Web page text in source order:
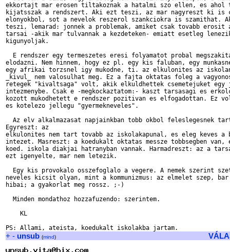
ekkortajt mar erosen tiltakoznak a hatalmi szo ellen, es ahol
kijatsszak a rendszert. Aki ezt teszi, az mar nagyreszt ki is
elonyokbol, sot a nevelok reszerol szankciokra is szamithat.
teszi, lemarad: jonnek a problemak, amiket csak tovabb erosit
tarsai -akik mar tulvannak a kezdeteken- emiatt esetleg
kigunyoljak.
E rendszer egy termeszetes eresi folyamatot probal
elodazni. Nem hinnem, hogy ez pl. egy kis faluban, egy
egy afrikai torzsnel igy mukodne, ti. az elkulonites az
_kivul_ nem valosulhat meg. Ez a fajta oktatas foleg a
retegek "kivaltsaga" volt, akik elkuldhettek csemetejuket egy
intezmenybe. Csak e -megkockaztatom:- kaszt tarsasagi es
kozott mukodhetett e rendszer pozitivan es elfogadottan. Ez
es kotelezo jellegu "gyermekneveles".
Az elv alkalmazasat napjainkban tobb okbol feleslegesnek
Egyreszt: az
elkulonites nem tart tovabb az iskolakapunal, es eleg keves a
intezet. Masreszt: a koedukalt oktatas messze tobbsegben van,
koed. iskola diakjai hatranyban vannak. Harmadreszt: az a
ezt igenyelte, mar nem letezik.
Egy kis provokalo osszefoglalo a vegere. A nemek szerint
neveles kicsit olyan, mint a kommunizmus: az elmelet szep, bar
hibai; a gyakorlat meg rossz. ;-)
  Minden mondathoz hozzafuzendo: szerintem.
    KL
+ - unsub (mind)